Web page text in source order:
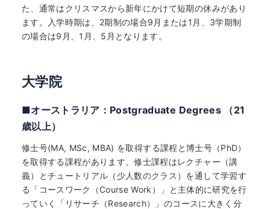
た、通常はクリスマスから新年にかけて短期の休みがあり
ます。入学時期は、2期制の場合9月または1月、3学期制
の場合は9月、1月、5月となります。
大学院
■オーストラリア：Postgraduate Degrees （21
歳以上）
修士号(MA, MSc, MBA) を取得する課程と博士号（PhD）
を取得する課程があります。修士課程はレクチャー（講
義）とチュートリアル（少人数のクラス）を通して学習す
る「コースワーク（Course Work）」と主体的に研究を行
っていく「リサーチ（Research）」のコースに大きく分